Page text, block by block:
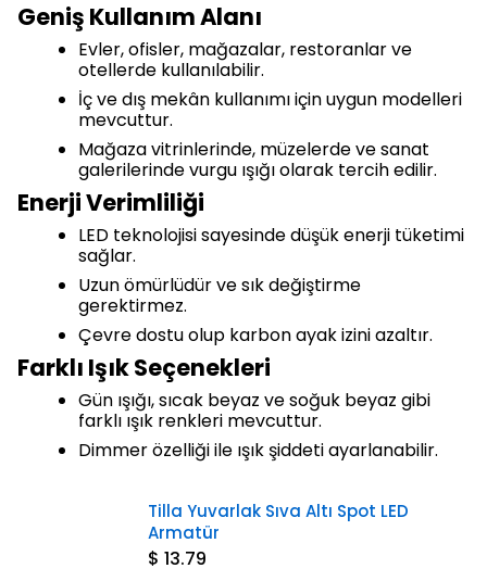
Geniş Kullanım Alanı
Evler, ofisler, mağazalar, restoranlar ve
otellerde kullanılabilir.
İç ve dış mekân kullanımı için uygun modelleri
mevcuttur.
Mağaza vitrinlerinde, müzelerde ve sanat
galerilerinde vurgu ışığı olarak tercih edilir.
Enerji Verimliliği
LED teknolojisi sayesinde düşük enerji tüketimi
sağlar.
Uzun ömürlüdür ve sık değiştirme
gerektirmez.
Çevre dostu olup karbon ayak izini azaltır.
Farklı Işık Seçenekleri
Gün ışığı, sıcak beyaz ve soğuk beyaz gibi
farklı ışık renkleri mevcuttur.
Dimmer özelliği ile ışık şiddeti ayarlanabilir.
Tilla Yuvarlak Sıva Altı Spot LED
Armatür
$ 13.79